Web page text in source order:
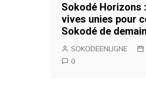
Sokodé Horizons
vives unies pour
Sokodé de demain
SOKODEENLIGNE
0